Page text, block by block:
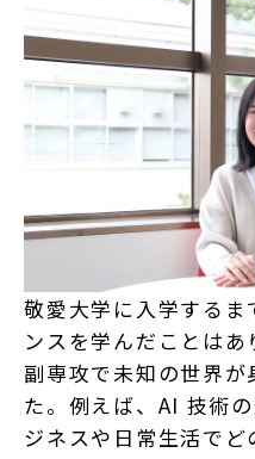
敬愛大学に入学する
ンスを学んだことは
副専攻で未知の世界
た。例えば、AI 技術
ジネスや日常生活で